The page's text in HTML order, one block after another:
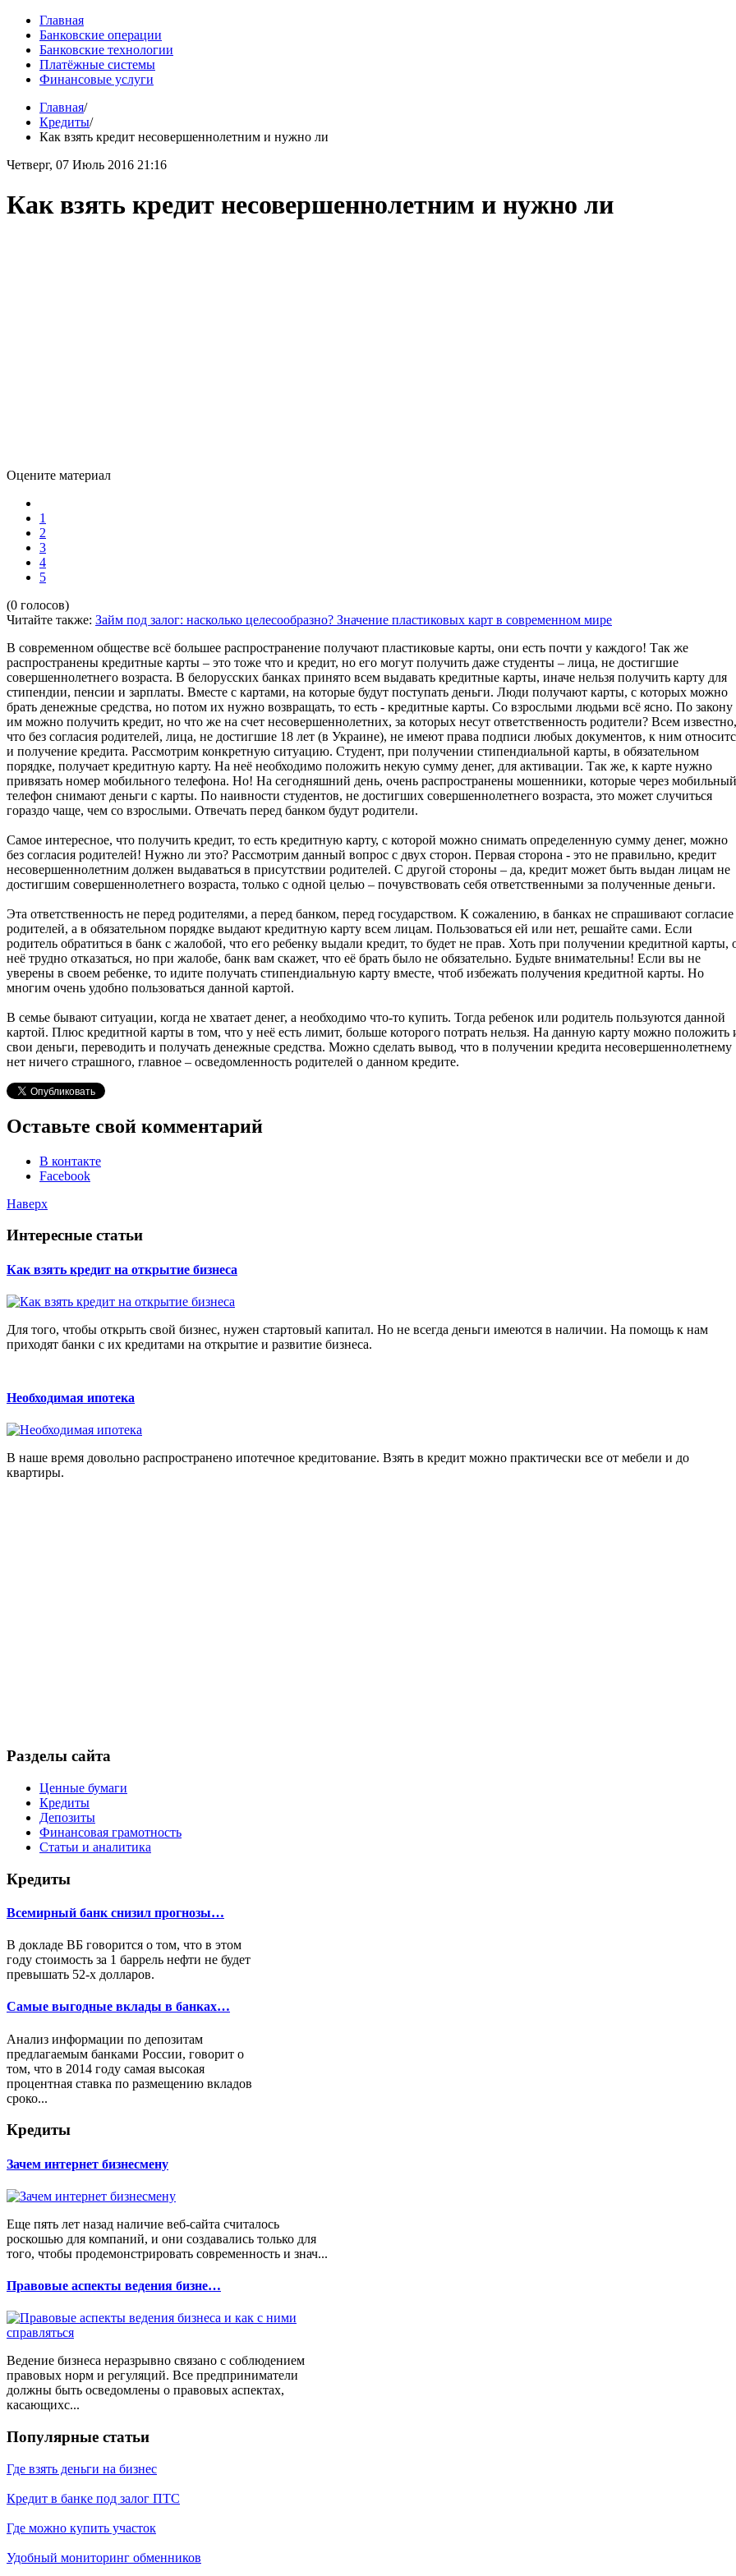
Главная
Банковские операции
Банковские технологии
Платёжные системы
Финансовые услуги
Главная/
Кредиты/
Как взять кредит несовершеннолетним и нужно ли
Четверг, 07 Июль 2016 21:16
Как взять кредит несовершеннолетним и нужно ли
Оцените материал
1
2
3
4
5
(0 голосов)
Читайте также: Займ под залог: насколько целесообразно? Значение пластиковых карт в современном мире
В современном обществе всё большее распространение получают пластиковые карты, они есть почти у каждого! Так же
распространены кредитные карты – это тоже что и кредит, но его могут получить даже студенты – лица, не достигшие
совершеннолетнего возраста. В белорусских банках принято всем выдавать кредитные карты, иначе нельзя получить карту для
стипендии, пенсии и зарплаты. Вместе с картами, на которые будут поступать деньги. Люди получают карты, с которых можно
брать денежные средства, но потом их нужно возвращать, то есть - кредитные карты. Со взрослыми людьми всё ясно. По закону
им можно получить кредит, но что же на счет несовершеннолетних, за которых несут ответственность родители? Всем известно,
что без согласия родителей, лица, не достигшие 18 лет (в Украине), не имеют права подписи любых документов, к ним
и получение кредита. Рассмотрим конкретную ситуацию. Студент, при получении стипендиальной карты, в обязательном
порядке, получает кредитную карту. На неё необходимо положить некую сумму денег, для активации. Так же, к карте нужно
привязать номер мобильного телефона. Но! На сегодняшний день, очень распространены мошенники, которые через мобильный
телефон снимают деньги с карты. По наивности студентов, не достигших совершеннолетнего возраста, это может случиться
гораздо чаще, чем со взрослыми. Отвечать перед банком будут родители.
Самое интересное, что получить кредит, то есть кредитную карту, с которой можно снимать определенную сумму денег, можно
без согласия родителей! Нужно ли это? Рассмотрим данный вопрос с двух сторон. Первая сторона - это не правильно, кредит
несовершеннолетним должен выдаваться в присутствии родителей. С другой стороны – да, кредит может быть выдан лицам не
достигшим совершеннолетнего возраста, только с одной целью – почувствовать себя ответственными за полученные деньги.
Эта ответственность не перед родителями, а перед банком, перед государством. К сожалению, в банках не спрашивают согласие
родителей, а в обязательном порядке выдают кредитную карту всем лицам. Пользоваться ей или нет, решайте сами. Если
родитель обратиться в банк с жалобой, что его ребенку выдали кредит, то будет не прав. Хоть при получении кредитной карты,
неё трудно отказаться, но при жалобе, банк вам скажет, что её брать было не обязательно. Будьте внимательны! Если вы не
уверены в своем ребенке, то идите получать стипендиальную карту вместе, чтоб избежать получения кредитной карты. Но
многим очень удобно пользоваться данной картой.
В семье бывают ситуации, когда не хватает денег, а необходимо что-то купить. Тогда ребенок или родитель пользуются данной
картой. Плюс кредитной карты в том, что у неё есть лимит, больше которого потрать нельзя. На данную карту можно положить
свои деньги, переводить и получать денежные средства. Можно сделать вывод, что в получении кредита несовершеннолетнему
нет ничего страшного, главное – осведомленность родителей о данном кредите.
Оставьте свой комментарий
В контакте
Facebook
Наверх
Интересные статьи
Как взять кредит на открытие бизнеса
Для того, чтобы открыть свой бизнес, нужен стартовый капитал. Но не всегда деньги имеются в наличии. На помощь к нам
приходят банки с их кредитами на открытие и развитие бизнеса.
Необходимая ипотека
В наше время довольно распространено ипотечное кредитование. Взять в кредит можно практически все от мебели и до
квартиры.
Разделы сайта
Ценные бумаги
Кредиты
Депозиты
Финансовая грамотность
Статьи и аналитика
Кредиты
Всемирный банк снизил прогнозы…
В докладе ВБ говорится о том, что в этом
году стоимость за 1 баррель нефти не будет
превышать 52-х долларов.
Самые выгодные вклады в банках…
Анализ информации по депозитам
предлагаемым банками России, говорит о
том, что в 2014 году самая высокая
процентная ставка по размещению вкладов
сроко...
Кредиты
Зачем интернет бизнесмену
Еще пять лет назад наличие веб-сайта считалось
роскошью для компаний, и они создавались только для
того, чтобы продемонстрировать современность и знач...
Правовые аспекты ведения бизне…
Ведение бизнеса неразрывно связано с соблюдением
правовых норм и регуляций. Все предприниматели
должны быть осведомлены о правовых аспектах,
касающихс...
Популярные статьи
Где взять деньги на бизнес
Кредит в банке под залог ПТС
Где можно купить участок
Удобный мониторинг обменников